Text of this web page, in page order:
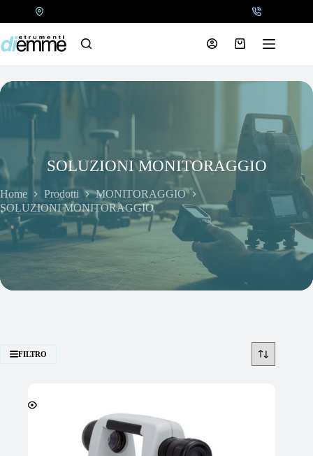
Carrello
SOLUZIONI MONITORAGGIO
Home Prodotti
MONITORAGGIO
SOLUZIONI MONITORAGGIO
FILTRO